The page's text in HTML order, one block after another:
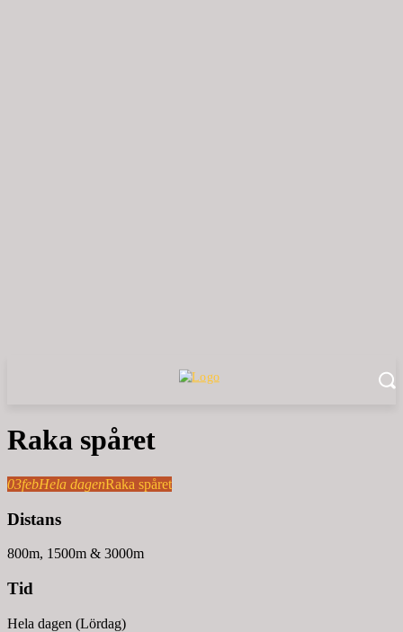
Raka spåret
03febHela dagenRaka spåret
Distans
800m, 1500m & 3000m
Tid
Hela dagen (Lördag)